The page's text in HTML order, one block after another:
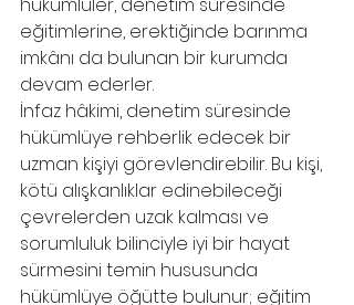
eğitimlerine, erektiğinde barınma
imkânı da bulunan bir kurumda
devam ederler.
İnfaz hâkimi, denetim süresinde
hükümlüye rehberlik edecek bir
uzman kişiyi görevlendirebilir. Bu kişi,
kötü alışkanlıklar edinebileceği
çevrelerden uzak kalması ve
sorumluluk bilinciyle iyi bir hayat
sürmesini temin hususunda
hükümlüye öğütte bulunur; eğitim